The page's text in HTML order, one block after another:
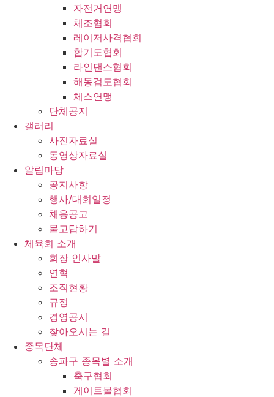
자전거연맹
체조협회
레이저사격협회
합기도협회
라인댄스협회
해동검도협회
체스연맹
단체공지
갤러리
사진자료실
동영상자료실
알림마당
공지사항
행사/대회일정
채용공고
묻고답하기
체육회 소개
회장 인사말
연혁
조직현황
규정
경영공시
찾아오시는 길
종목단체
송파구 종목별 소개
축구협회
게이트볼협회